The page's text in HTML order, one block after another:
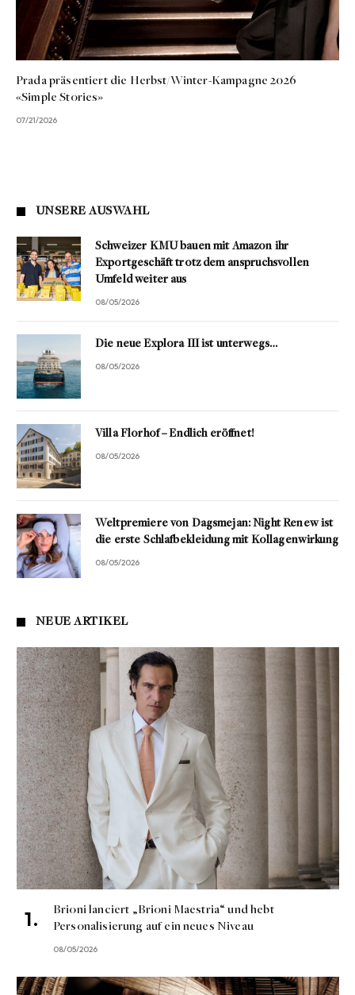
Prada präsentiert die Herbst/Winter-Kampagne 2026
«Simple Stories»
07/21/2026
UNSERE AUSWAHL
Schweizer KMU bauen mit Amazon ihr
Exportgeschäft trotz dem anspruchsvollen
Umfeld weiter aus
08/05/2026
Die neue Explora III ist unterwegs…
08/05/2026
Villa Florhof – Endlich eröffnet!
08/05/2026
Weltpremiere von Dagsmejan: Night Renew ist
die erste Schlafbekleidung mit Kollagenwirkung
08/05/2026
NEUE ARTIKEL
Brioni lanciert „Brioni Maestria“ und hebt
Personalisierung auf ein neues Niveau
08/05/2026